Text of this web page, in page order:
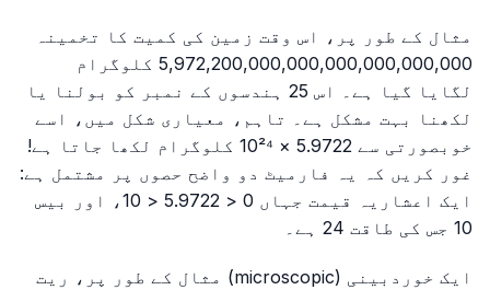
مثال کے طور پر، اس وقت زمین کی کمیت کا تخمینہ
5,972,200,000,000,000,000,000,000 کلوگرام
لگایا گیا ہے۔ اس 25 ہندسوں کے نمبر کو بولنا یا
لکھنا بہت مشکل ہے۔ تاہم، معیاری شکل میں، اسے
خوبصورتی سے 5.9722 × 10²⁴ کلوگرام لکھا جاتا ہے!
غور کریں کہ یہ فارمیٹ دو واضح حصوں پر مشتمل ہے:
ایک اعشاریہ قیمت جہاں 0 < 5.9722 < 10، اور بیس
10 جس کی طاقت 24 ہے۔
ایک خوردبینی (microscopic) مثال کے طور پر، ریت